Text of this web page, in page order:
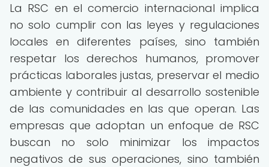
La RSC en el comercio internacional implica
no solo cumplir con las leyes y regulaciones
locales en diferentes países, sino también
respetar los derechos humanos, promover
prácticas laborales justas, preservar el medio
ambiente y contribuir al desarrollo sostenible
de las comunidades en las que operan. Las
empresas que adoptan un enfoque de RSC
buscan no solo minimizar los impactos
negativos de sus operaciones, sino también